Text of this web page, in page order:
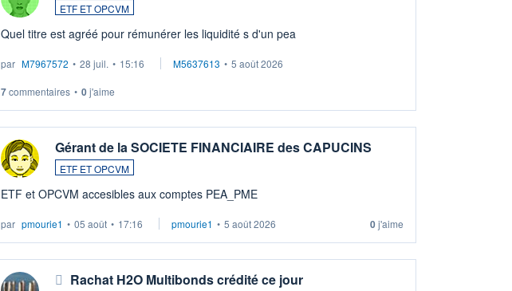
ETF ET OPCVM
Quel titre est agréé pour rémunérer les liquidité s d'un pea
par M7967572 • 28 juil. • 15:16 M5637613 • 5 août 2026
7commentaires • 0j'aime
Gérant de la SOCIETE FINANCIAIRE des CAPUCINS
ETF ET OPCVM
ETF et OPCVM accesibles aux comptes PEA_PME
par pmourie1 • 05 août • 17:16 pmourie1 • 5 août 2026 0j'aime
Rachat H2O Multibonds crédité ce jour